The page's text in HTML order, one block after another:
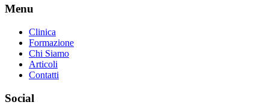
Menu
Clinica
Formazione
Chi Siamo
Articoli
Contatti
Social